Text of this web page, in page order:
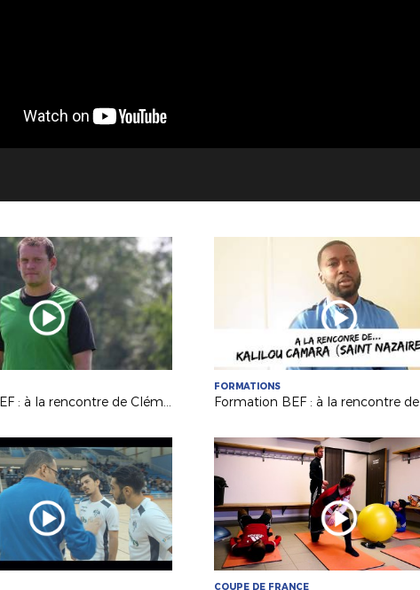
Formation BEF : à la rencontre de Clément GIRARD (FC Chabossière Couëron)
FORMATIONS
COUPE DE FRANCE